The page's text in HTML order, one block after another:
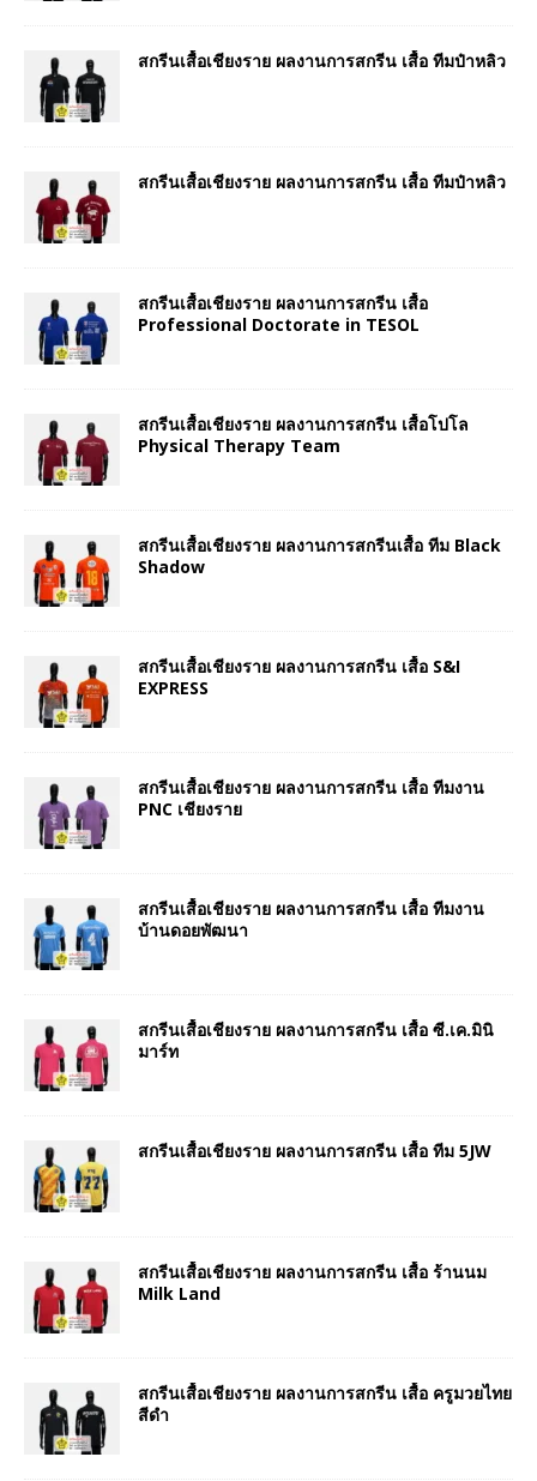
สกรีนเสื้อเชียงราย ผลงานการสกรีน เสื้อ ทีมป๋าหลิว
สกรีนเสื้อเชียงราย ผลงานการสกรีน เสื้อ ทีมป๋าหลิว
สกรีนเสื้อเชียงราย ผลงานการสกรีน เสื้อ
Professional Doctorate in TESOL
สกรีนเสื้อเชียงราย ผลงานการสกรีน เสื้อโปโล
Physical Therapy Team
สกรีนเสื้อเชียงราย ผลงานการสกรีนเสื้อ ทีม Black
Shadow
สกรีนเสื้อเชียงราย ผลงานการสกรีน เสื้อ S&I
EXPRESS
สกรีนเสื้อเชียงราย ผลงานการสกรีน เสื้อ ทีมงาน
PNC เชียงราย
สกรีนเสื้อเชียงราย ผลงานการสกรีน เสื้อ ทีมงาน
บ้านดอยพัฒนา
สกรีนเสื้อเชียงราย ผลงานการสกรีน เสื้อ ซี.เค.มินิ
มาร์ท
สกรีนเสื้อเชียงราย ผลงานการสกรีน เสื้อ ทีม 5JW
สกรีนเสื้อเชียงราย ผลงานการสกรีน เสื้อ ร้านนม
Milk Land
สกรีนเสื้อเชียงราย ผลงานการสกรีน เสื้อ ครูมวยไทย
สีดำ